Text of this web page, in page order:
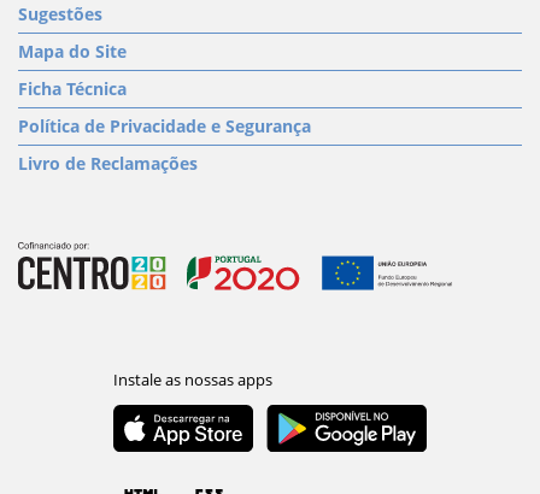
Sugestões
Mapa do Site
Ficha Técnica
Política de Privacidade e Segurança
Livro de Reclamações